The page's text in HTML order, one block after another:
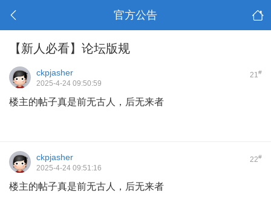
官方公告
【新人必看】论坛版规
21#
ckpjasher
2025-4-24 09:50:59
楼主的帖子真是前无古人，后无来者
22#
ckpjasher
2025-4-24 09:51:16
楼主的帖子真是前无古人，后无来者